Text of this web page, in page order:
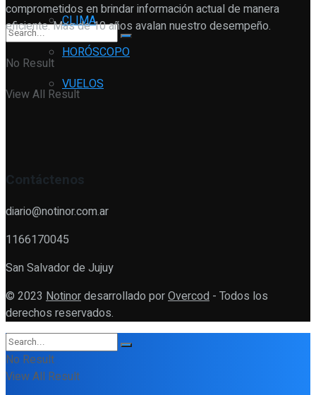
No Result
View All Result
CLIMA
HORÓSCOPO
VUELOS
comprometidos en brindar información actual de manera
eficiente. Mas de 10 años avalan nuestro desempeño.
Contáctenos
diario@notinor.com.ar
1166170045
San Salvador de Jujuy
© 2023 Notinordesarrollado porOvercod - Todos los
derechos reservados.
No Result
View All Result